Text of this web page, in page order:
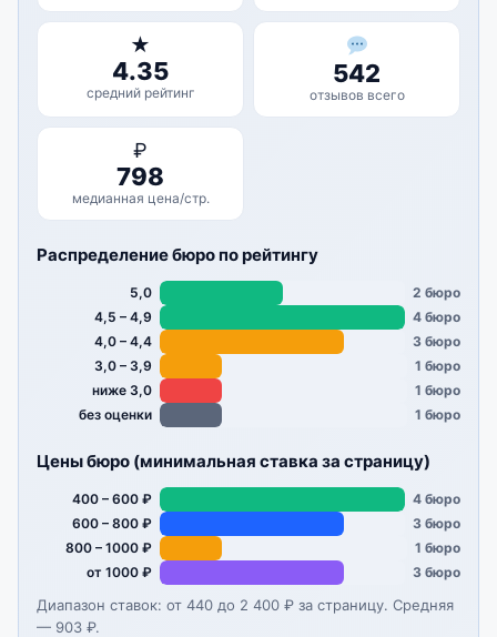
★
4.35
средний рейтинг
542
отзывов всего
₽
798
медианная цена/стр.
Распределение бюро по рейтингу
5,0
2 бюро
4,5 – 4,9
4 бюро
4,0 – 4,4
3 бюро
3,0 – 3,9
1 бюро
ниже 3,0
1 бюро
без оценки
1 бюро
Цены бюро (минимальная ставка за страницу)
400 – 600 ₽
4 бюро
600 – 800 ₽
3 бюро
800 – 1000 ₽
1 бюро
от 1000 ₽
3 бюро
Диапазон ставок: от 440 до 2 400 ₽ за страницу. Средняя
— 903 ₽.